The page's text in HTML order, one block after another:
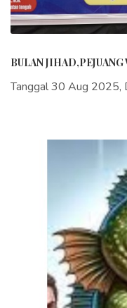
BULAN
Tanggal 30 Aug 2025,